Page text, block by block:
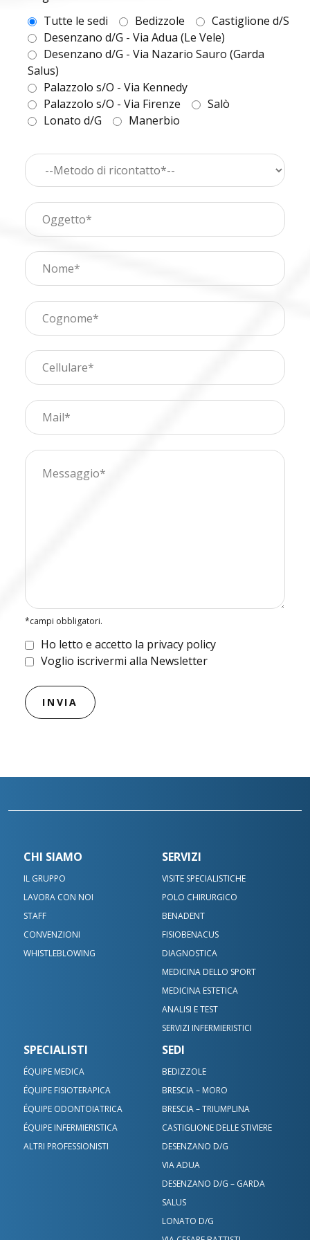
Contatta le nostre sedi
Bedizzole
Benacus Lab - Bedizzole - Via Garibaldi 6/A
Benacus Work - Brescia - Via Moro 26
work@benacuslab.com
Brescia - Moro
Benacus Lab - Brescia - Via Triumplina 254
Scrivici su WhatsApp
Benacus Lab - Brescia - Moro -
+393783102040
Benacus Lab - Castiglione -
Poliambulatorio
+393783035100
Benacus Lab - Desenzano d/G -
Chiamaci
Bedizzole
+390302420935
Castiglione delle Stiviere
Tutte le sedi
Bedizzole
Castiglione d/S
Desenzano d/G - Via Adua (Le Vele)
Desenzano d/G - Via Nazario Sauro (Garda
Salus)
Palazzolo s/O - Via Kennedy
Palazzolo s/O - Via Firenze
Salò
Lonato d/G
Manerbio
*campi obbligatori.
Ho letto e accetto la privacy policy
Voglio iscrivermi alla Newsletter
CHI SIAMO
IL GRUPPO
LAVORA CON NOI
STAFF
CONVENZIONI
WHISTLEBLOWING
SERVIZI
VISITE SPECIALISTICHE
POLO CHIRURGICO
BENADENT
FISIOBENACUS
DIAGNOSTICA
MEDICINA DELLO SPORT
MEDICINA ESTETICA
ANALISI E TEST
SERVIZI INFERMIERISTICI
SPECIALISTI
ÉQUIPE MEDICA
ÉQUIPE FISIOTERAPICA
ÉQUIPE ODONTOIATRICA
ÉQUIPE INFERMIERISTICA
ALTRI PROFESSIONISTI
SEDI
BEDIZZOLE
BRESCIA – MORO
BRESCIA – TRIUMPLINA
CASTIGLIONE DELLE STIVIERE
DESENZANO D/G
VIA ADUA
DESENZANO D/G – GARDA
SALUS
LONATO D/G